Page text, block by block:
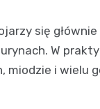
się
W
miodzie i wielu